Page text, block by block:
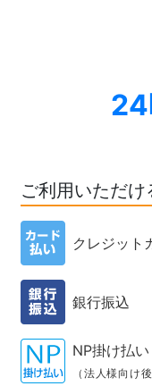
ご利用いただ
クレジット
銀行振込
NP掛け払い
（法人様向け